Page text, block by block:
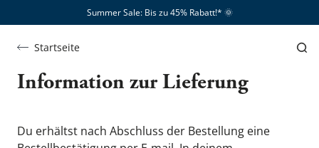
Summer Sale: Bis zu 45% Rabatt!*​ 🌞
Startseite
Information zur Lieferung
Du erhältst nach Abschluss der Bestellung eine